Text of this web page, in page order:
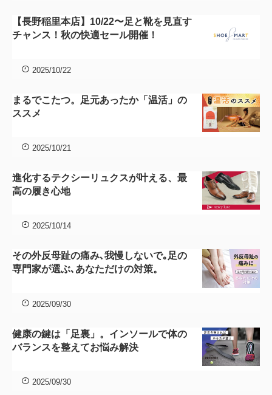
【長野稲里本店】10/22〜足と靴を見直す
チャンス！秋の快適セール開催！
2025/10/22
まるでこたつ。足元あったか「温活」の
ススメ
2025/10/21
進化するテクシーリュクスが叶える、最
高の履き心地
2025/10/14
その外反母趾の痛み､我慢しないで｡足の
専門家が選ぶ､あなただけの対策。
2025/09/30
健康の鍵は「足裏」。インソールで体の
バランスを整えてお悩み解決
2025/09/30